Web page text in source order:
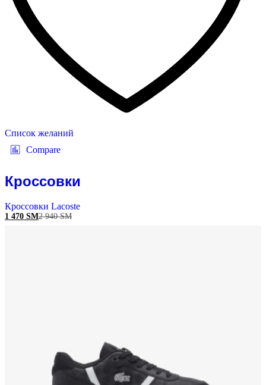
Список желаний
Compare
Кроссовки
Кроссовки Lacoste
1 470 ЅМ2 940ЅМ